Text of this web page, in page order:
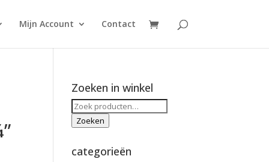
Mijn Account Contact
Zoeken in winkel
Zoeken
naar:
Zoeken
categorieën